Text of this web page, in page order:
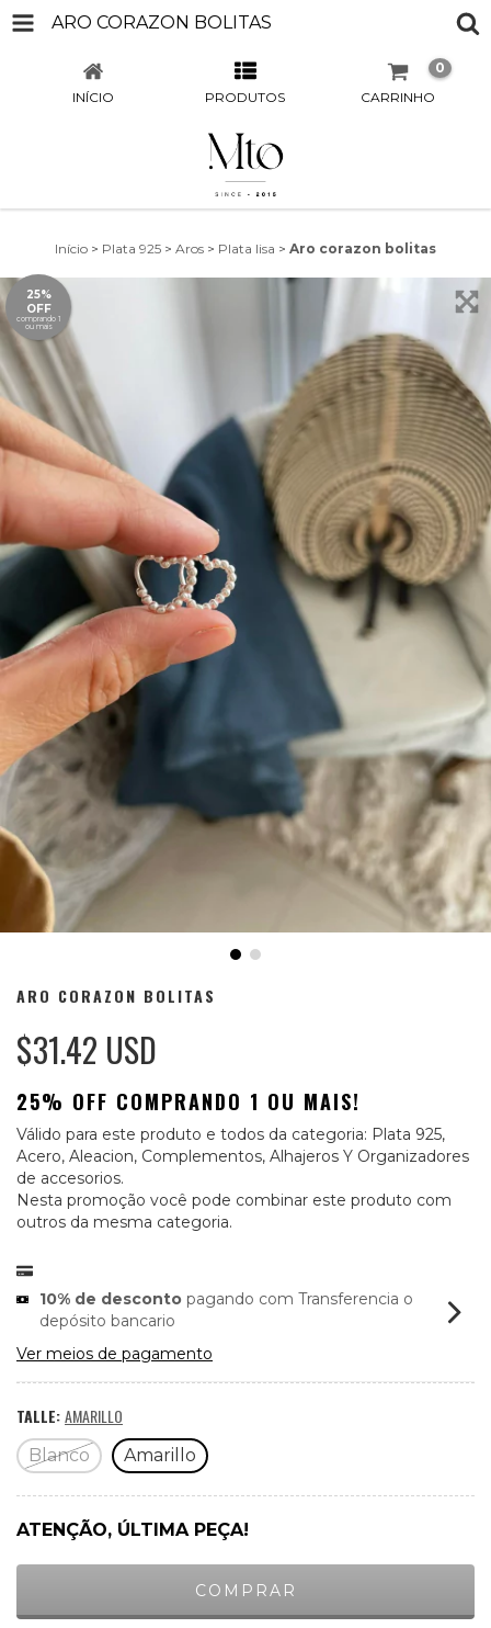
ARO CORAZON BOLITAS
INÍCIO PRODUTOS CARRINHO
0
Início > Plata 925 > Aros > Plata lisa > Aro corazon bolitas
25%
OFF
comprando 1
ou mais
ARO CORAZON BOLITAS
$31.42 USD
25% OFF COMPRANDO 1 OU MAIS!
Válido para este produto e todos da categoria: Plata 925,
Acero, Aleacion, Complementos, Alhajeros Y Organizadores
de accesorios.
Nesta promoção você pode combinar este produto com
outros da mesma categoria.
10% de desconto pagando com Transferencia o
depósito bancario
Ver meios de pagamento
TALLE:AMARILLO
Blanco Amarillo
ATENÇÃO, ÚLTIMA PEÇA!